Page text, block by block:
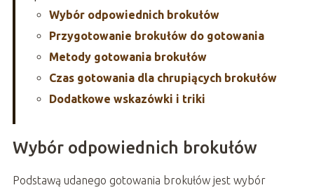
Wybór odpowiednich brokułów
Przygotowanie brokułów do gotowania
Metody gotowania brokułów
Czas gotowania dla chrupiących brokułów
Dodatkowe wskazówki i triki
Wybór odpowiednich brokułów
Podstawą udanego gotowania brokułów jest wybór